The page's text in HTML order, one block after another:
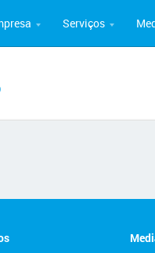
Serviços